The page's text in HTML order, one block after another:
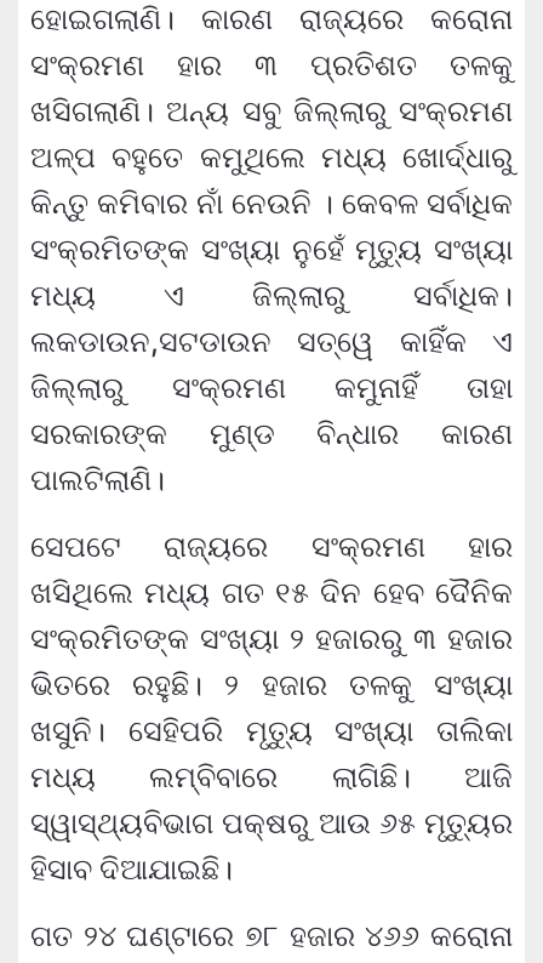
ହୋଇଗଲାଣି। କାରଣ ରାଜ୍ୟରେ କରୋନା
ସଂକ୍ରମଣ ହାର ୩ ପ୍ରତିଶତ ତଳକୁ
ଖସିଗଲାଣି। ଅନ୍ୟ ସବୁ ଜିଲ୍ଲାରୁ ସଂକ୍ରମଣ
ଅଳ୍ପ ବହୁତେ କମୁଥିଲେ ମଧ୍ୟ ଖୋର୍ଦ୍ଧାରୁ
କିନ୍ତୁ କମିବାର ନାଁ ନେଉନି । କେବଳ ସର୍ବାଧିକ
ସଂକ୍ରମିତଙ୍କ ସଂଖ୍ୟା ନୁହେଁ ମୃତ୍ୟୁ ସଂଖ୍ୟା
ମଧ୍ୟ ଏ ଜିଲ୍ଲାରୁ ସର୍ବାଧିକ।
ଲକଡାଉନ,ସଟଡାଉନ ସତ୍ୱେ କାହିଁକ ଏ
ଜିଲ୍ଲାରୁ ସଂକ୍ରମଣ କମୁନାହିଁ ତାହା
ସରକାରଙ୍କ ମୁଣ୍ଡ ବିନ୍ଧାର କାରଣ
ପାଲଟିଲାଣି।
ସେପଟେ ରାଜ୍ୟରେ ସଂକ୍ରମଣ ହାର
ଖସିଥିଲେ ମଧ୍ୟ ଗତ ୧୫ ଦିନ ହେବ ଦୈନିକ
ସଂକ୍ରମିତଙ୍କ ସଂଖ୍ୟା ୨ ହଜାରରୁ ୩ ହଜାର
ଭିତରେ ରହୁଛି। ୨ ହଜାର ତଳକୁ ସଂଖ୍ୟା
ଖସୁନି। ସେହିପରି ମୃତ୍ୟୁ ସଂଖ୍ୟା ତାଲିକା
ମଧ୍ୟ ଲମ୍ବିବାରେ ଲାଗିଛି। ଆଜି
ସ୍ୱାସ୍ଥ୍ୟବିଭାଗ ପକ୍ଷରୁ ଆଉ ୬୫ ମୃତ୍ୟୁର
ହିସାବ ଦିଆଯାଇଛି।
ଗତ ୨୪ ଘଣ୍ଟାରେ ୭୮ ହଜାର ୪୬୬ କରୋନା